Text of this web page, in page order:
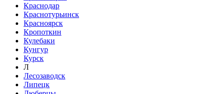
Краснодар
Краснотурьинск
Красноярск
Кропоткин
Кулебаки
Кунгур
Курск
Л
Лесозаводск
Липецк